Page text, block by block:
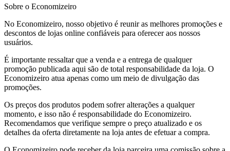
Sobre o Economizeiro
No Economizeiro, nosso objetivo é reunir as melhores promoções e
descontos de lojas online confiáveis para oferecer aos nossos
usuários.
É importante ressaltar que a venda e a entrega de qualquer
promoção publicada aqui são de total responsabilidade da loja. O
Economizeiro atua apenas como um meio de divulgação das
promoções.
Os preços dos produtos podem sofrer alterações a qualquer
momento, e isso não é responsabilidade do Economizeiro.
Recomendamos que verifique sempre o preço atualizado e os
detalhes da oferta diretamente na loja antes de efetuar a compra.